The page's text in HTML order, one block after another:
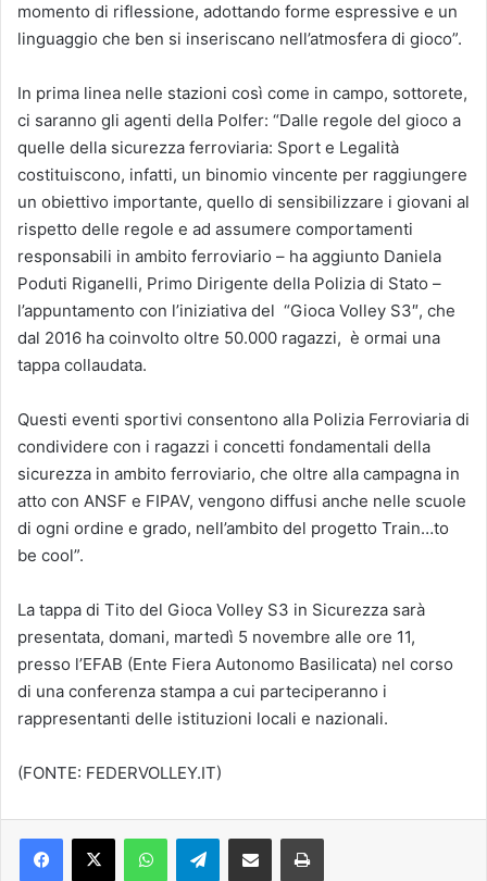
momento di riflessione, adottando forme espressive e un
linguaggio che ben si inseriscano nell’atmosfera di gioco”.
In prima linea nelle stazioni così come in campo, sottorete,
ci saranno gli agenti della Polfer: “Dalle regole del gioco a
quelle della sicurezza ferroviaria: Sport e Legalità
costituiscono, infatti, un binomio vincente per raggiungere
un obiettivo importante, quello di sensibilizzare i giovani al
rispetto delle regole e ad assumere comportamenti
responsabili in ambito ferroviario – ha aggiunto Daniela
Poduti Riganelli, Primo Dirigente della Polizia di Stato –
l’appuntamento con l’iniziativa del “Gioca Volley S3″, che
dal 2016 ha coinvolto oltre 50.000 ragazzi, è ormai una
tappa collaudata.
Questi eventi sportivi consentono alla Polizia Ferroviaria di
condividere con i ragazzi i concetti fondamentali della
sicurezza in ambito ferroviario, che oltre alla campagna in
atto con ANSF e FIPAV, vengono diffusi anche nelle scuole
di ogni ordine e grado, nell’ambito del progetto Train…to
be cool”.
La tappa di Tito del Gioca Volley S3 in Sicurezza sarà
presentata, domani, martedì 5 novembre alle ore 11,
presso l’EFAB (Ente Fiera Autonomo Basilicata) nel corso
di una conferenza stampa a cui parteciperanno i
rappresentanti delle istituzioni locali e nazionali.
(FONTE: FEDERVOLLEY.IT)
Telegram